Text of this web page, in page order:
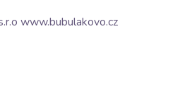
www.bubulakovo.cz